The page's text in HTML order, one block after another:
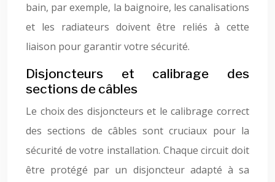
bain, par exemple, la baignoire, les canalisations
et les radiateurs doivent être reliés à cette
liaison pour garantir votre sécurité.
Disjoncteurs et calibrage des
sections de câbles
Le choix des disjoncteurs et le calibrage correct
des sections de câbles sont cruciaux pour la
sécurité de votre installation. Chaque circuit doit
être protégé par un disjoncteur adapté à sa